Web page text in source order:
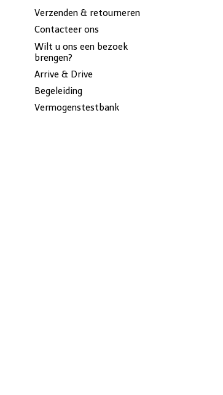
Verzenden & retourneren
Contacteer ons
Wilt u ons een bezoek
brengen?
Arrive & Drive
Begeleiding
Vermogenstestbank